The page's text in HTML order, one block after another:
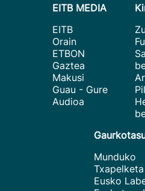
EITB MEDIA
EITB
Orain
ETBON
Gaztea
Makusi
Guau - Gure
Audioa
Munduko
Txapelketa
Eusko